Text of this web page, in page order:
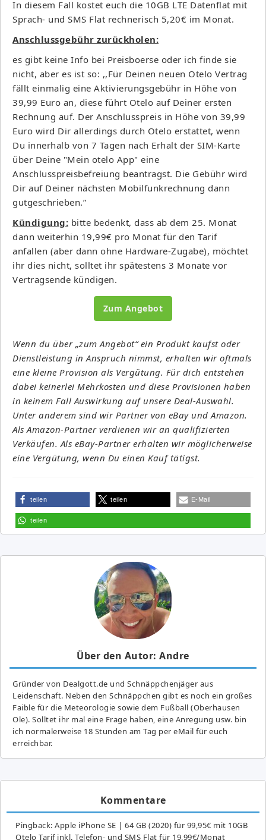
In diesem Fall kostet euch die 10GB LTE Datenflat mit
Sprach- und SMS Flat rechnerisch 5,20€ im Monat.
Anschlussgebühr zurückholen:
es gibt keine Info bei Preisboerse oder ich finde sie
nicht, aber es ist so: ,,Für Deinen neuen Otelo Vertrag
fällt einmalig eine Aktivierungsgebühr in Höhe von
39,99 Euro an, diese führt Otelo auf Deiner ersten
Rechnung auf. Der Anschlusspreis in Höhe von 39,99
Euro wird Dir allerdings durch Otelo erstattet, wenn
Du innerhalb von 7 Tagen nach Erhalt der SIM-Karte
über Deine "Mein otelo App" eine
Anschlusspreisbefreiung beantragst. Die Gebühr wird
Dir auf Deiner nächsten Mobilfunkrechnung dann
gutgeschrieben.”
Kündigung: bitte bedenkt, dass ab dem 25. Monat
dann weiterhin 19,99€ pro Monat für den Tarif
anfallen (aber dann ohne Hardware-Zugabe), möchtet
ihr dies nicht, solltet ihr spätestens 3 Monate vor
Vertragsende kündigen.
Zum Angebot
Wenn du über „zum Angebot“ ein Produkt kaufst oder
Dienstleistung in Anspruch nimmst, erhalten wir oftmals
eine kleine Provision als Vergütung. Für dich entstehen
dabei keinerlei Mehrkosten und diese Provisionen haben
in keinem Fall Auswirkung auf unsere Deal-Auswahl.
Unter anderem sind wir Partner von eBay und Amazon.
Als Amazon-Partner verdienen wir an qualifizierten
Verkäufen. Als eBay-Partner erhalten wir möglicherweise
eine Vergütung, wenn Du einen Kauf tätigst.
teilen teilen E-Mail
teilen
Über den Autor: Andre
Gründer von Dealgott.de und Schnäppchenjäger aus
Leidenschaft. Neben den Schnäppchen gibt es noch ein großes
Fai­ble für die Meteorologie sowie dem Fußball (Oberhausen
Ole). Solltet ihr mal eine Frage haben, eine Anregung usw. bin
ich normalerweise 18 Stunden am Tag per eMail für euch
erreichbar.
Kommentare
Pingback: Apple iPhone SE | 64 GB (2020) für 99,95€ mit 10GB
Otelo Tarif inkl. Telefon- und SMS Flat für 19,99€/Monat